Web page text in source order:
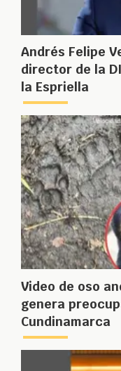
Andrés Felipe
director de la
la Espriella
Video de oso
genera
Cundinamarca